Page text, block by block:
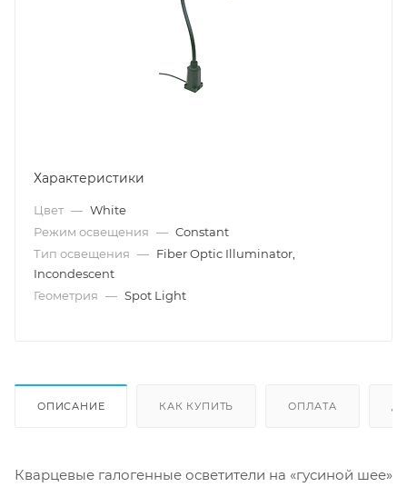
Характеристики
Цвет — White
Режим освещения — Constant
Тип освещения — Fiber Optic Illuminator,
Incondescent
Геометрия — Spot Light
ОПИСАНИЕ КАК КУПИТЬ ОПЛАТА
Кварцевые галогенные осветители на «гусиной шее»